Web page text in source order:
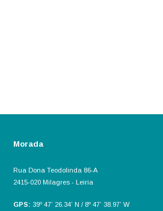
Morada
Rua Dona Teodolinda 86-A
2415-020 Milagres - Leiria
GPS: 39º 47’ 26.34’ N / 8º 47’ 38.97’ W